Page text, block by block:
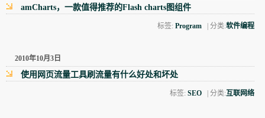
amCharts，一款值得推荐的Flash charts图组件
标签:Program | 分类:软件编程
2010年10月3日
使用网页流量工具刷流量有什么好处和坏处
标签:SEO | 分类:互联网络